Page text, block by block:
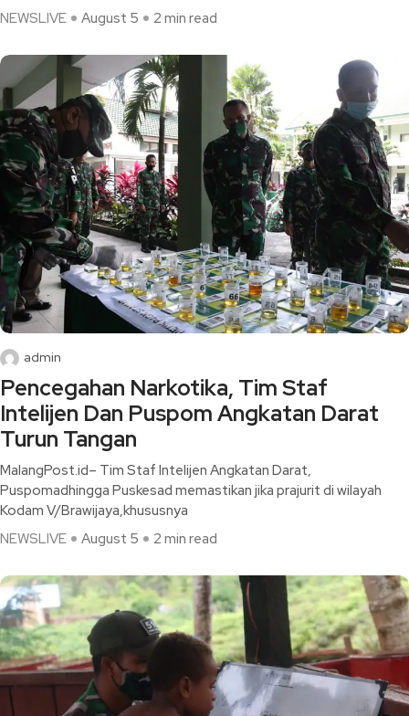
NEWSLIVE
August 5 2 min read
admin
Pencegahan Narkotika, Tim Staf
Intelijen Dan Puspom Angkatan Darat
Turun Tangan
MalangPost.id– Tim Staf Intelijen Angkatan Darat,
Puspomadhingga Puskesad memastikan jika prajurit di wilayah
Kodam V/Brawijaya,khususnya
NEWSLIVE
August 5 2 min read